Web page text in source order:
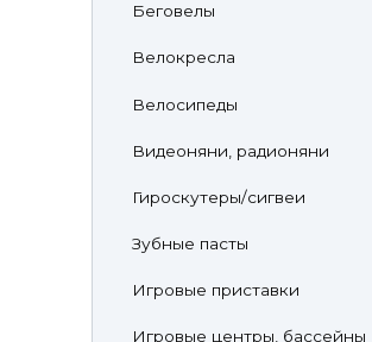
Беговелы
Велокресла
Велосипеды
Видеоняни, радионяни
Гироскутеры/сигвеи
Зубные пасты
Игровые приставки
Игровые центры, бассейны